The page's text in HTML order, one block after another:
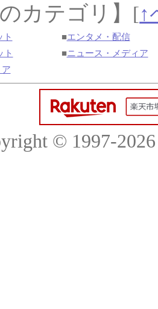
カテゴリ】 [↑
ト ■エンタメ・配信
ト ■ニュース・メディア
© 1997-